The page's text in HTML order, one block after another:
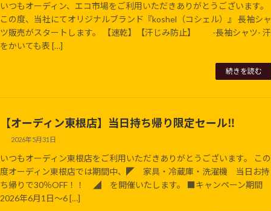
いつもオーディン、エコ市場をご利用いただきありがとうございます。
この度、当社にてオリジナルブランド『koshel（コシェル）』 長袖シャ
ツ販売がスタートします。 【速乾】【汗じみ防止】 -長袖シャツ- 汗
をかいても表 […]
続きを読む
【オーディン東根店】当日持ち帰り限定セール‼
2026年5月31日
いつもオーディン東根店をご利用いただきありがとうございます。 この
度オーディン東根店では期間中、◤ 家具・冷蔵庫・洗濯機 当日お持
ち帰りで30％OFF！！ ◢ を開催いたします。 ■キャンペーン期間
2026年6月1日～6 […]